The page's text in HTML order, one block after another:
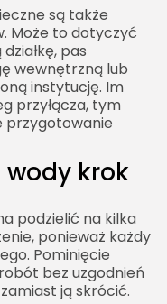
są także
Może to dotyczyć
pas
wewnętrzną lub
instytucję. Im
przyłącza, tym
przygotowanie
wody krok
podzielić na kilka
ponieważ każdy
Pominięcie
bez uzgodnień
ją skrócić.